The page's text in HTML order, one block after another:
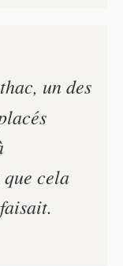
un des
cela